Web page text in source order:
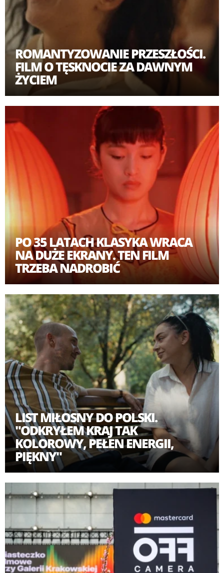
ROMANTYZOWANIE PRZESZŁOŚCI.
FILM O TĘSKNOCIE ZA DAWNYM
ŻYCIEM
PO 35 LATACH KLASYKA WRACA
NA DUŻE EKRANY. TEN FILM
TRZEBA NADROBIĆ
LIST MIŁOSNY DO POLSKI.
"ODKRYŁEM KRAJ TAK
KOLOROWY, PEŁEN ENERGII,
PIĘKNY"